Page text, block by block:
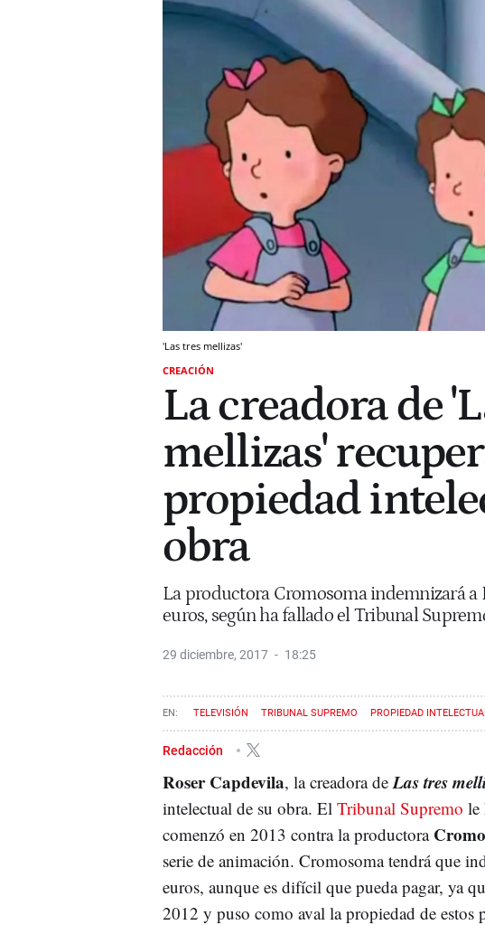
'Las tres mellizas'
CREACIÓN
La creadora de
mellizas'
propiedad
obra
La productora Cromosoma indemnizará a
euros, según ha fallado el Tribunal
29 diciembre, 2017 18:25
TELEVISIÓN TRIBUNAL SUPREMO PROPIEDAD
Redacción
Roser Capdevila, la creadora de Las tres
intelectual de su obra. El Tribunal Supremo le
comenzó en 2013 contra la productora
serie de animación. Cromosoma tendrá que
euros, aunque es difícil que pueda pagar, ya
2012 y puso como aval la propiedad de estos